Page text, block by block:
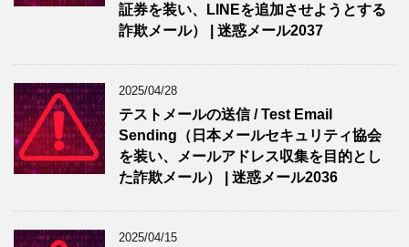
証券を装い、LINEを追加させようとする
詐欺メール） | 迷惑メール2037
2025/04/28
テストメールの送信 / Test Email
Sending（日本メールセキュリティ協会
を装い、メールアドレス収集を目的とし
た詐欺メール） | 迷惑メール2036
2025/04/15